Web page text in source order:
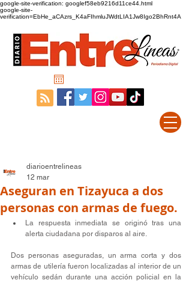
google-site-verification: googlef58eb9216d11ce44.html
google-site-
verification=EbHe_aCAzrs_K4aFIhmluJWdtLIA1Jw8Igo2BhRnt4A
Aseguran en Tizayuca a dos
personas con armas de fuego.
diarioentrelineas
12 mar
La respuesta inmediata se originó tras una
alerta ciudadana por disparos al aire.
Dos personas aseguradas, un arma corta y dos
armas de utilería fueron localizadas al interior de un
vehículo sedán durante una acción policial en la